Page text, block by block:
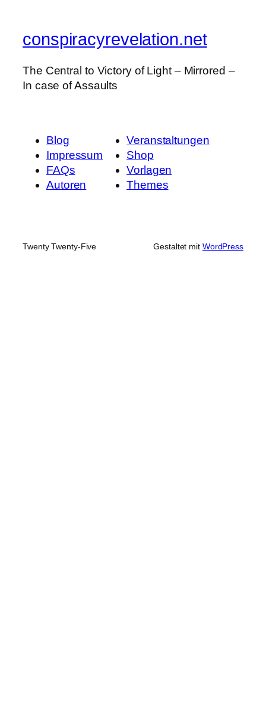
conspiracyrevelation.net
The Central to Victory of Light – Mirrored –
In case of Assaults
Blog
Impressum
FAQs
Autoren
Veranstaltungen
Shop
Vorlagen
Themes
Twenty Twenty-Five Gestaltet mit WordPress